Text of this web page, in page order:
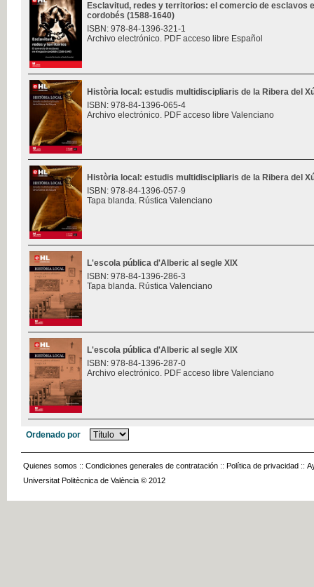
Esclavitud, redes y territorios: el comercio de esclavos
cordobés (1588-1640)
ISBN: 978-84-1396-321-1
Archivo electrónico. PDF acceso libre Español
Història local: estudis multidiscipliaris de la Ribera del
ISBN: 978-84-1396-065-4
Archivo electrónico. PDF acceso libre Valenciano
Història local: estudis multidiscipliaris de la Ribera del
ISBN: 978-84-1396-057-9
Tapa blanda. Rústica Valenciano
L'escola pública d'Alberic al segle XIX
ISBN: 978-84-1396-286-3
Tapa blanda. Rústica Valenciano
L'escola pública d'Alberic al segle XIX
ISBN: 978-84-1396-287-0
Archivo electrónico. PDF acceso libre Valenciano
Ordenado por
Quienes somos :: Condiciones generales de contratación :: Política de privacidad ::
Universitat Politècnica de València © 2012